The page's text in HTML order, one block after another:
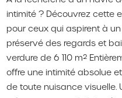
intimité ? Découvrez cette
pour ceux qui aspirent à
préservé des regards et
verdure de 6 110 m²
offre une intimité absolue
de toute nuisance visuelle.